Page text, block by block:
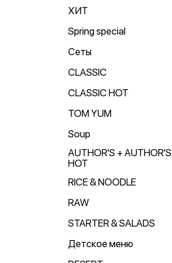
ХИТ
Spring special
Сеты
CLASSIC
CLASSIC HOT
TOM YUM
Soup
AUTHOR'S + AUTHOR'S
HOT
RICE & NOODLE
RAW
STARTER & SALADS
Детское меню